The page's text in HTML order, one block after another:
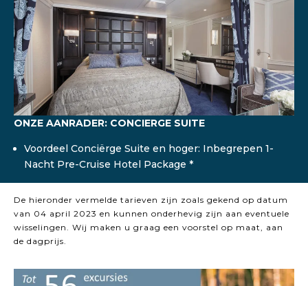
ONZE AANRADER: CONCIERGE SUITE
Voordeel Conciërge Suite en hoger: Inbegrepen 1-
Nacht Pre-Cruise Hotel Package *
De hieronder vermelde tarieven zijn zoals gekend op datum
van 04 april 2023 en kunnen onderhevig zijn aan eventuele
wisselingen. Wij maken u graag een voorstel op maat, aan
de dagprijs.